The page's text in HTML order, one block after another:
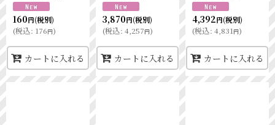
160円(税別)
(税込: 176円)
カートに入れる
3,870円(税別)
(税込: 4,257円)
カートに入れる
4,392円(税別)
(税込: 4,831円)
カートに入れる